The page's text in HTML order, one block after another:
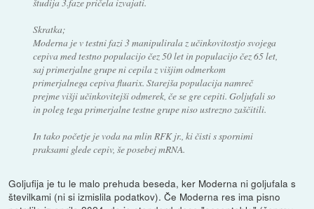
Skratka;
Moderna je v testni fazi 3 manipulirala z učinkovitostjo svojega
cepiva med testno populacijo čez 50 let in populacijo čez 65 let,
saj primerjalne grupe ni cepila z višjim odmerkom
primerjalnega cepiva fluarix. Starejša populacija namreč
prejme višji učinkovitejši odmerek, če se gre cepiti. Goljufali so
in poleg tega primerjalne testne grupe niso ustrezno zaščitili.
In tako početje je voda na mlin RFK jr., ki čisti s spornimi
praksami glede cepiv, še posebej mRNA.
Goljufija je tu le malo prehuda beseda, ker Moderna ni goljufala s
številkami (ni si izmislila podatkov). Če Moderna res ima pisno